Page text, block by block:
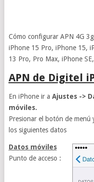
Cómo configurar APN 4G
iPhone 15 Pro, iPhone 15,
13 Pro, Pro Max, iPhone
APN de Digitel
En iPhone ir a Ajustes ->
móviles.
Presionar el botón de menú
los siguientes datos
Datos móviles
Punto de acceso :